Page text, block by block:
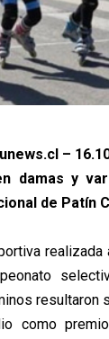
–
damas y
de Patín
resultaron
como